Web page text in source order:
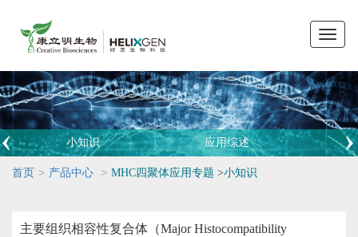
Toggle
小知识 应用综述
首页 > 产品中心 > MHC四聚体应用专题 >小知识
主要组织相容性复合体（Major Histocompatibility